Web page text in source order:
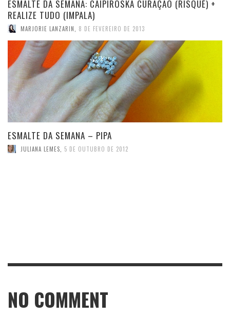
ESMALTE DA SEMANA: CAIPIROSKA CURAÇAO (RISQUÉ) +
REALIZE TUDO (IMPALA)
MARJORIE LANZARIN 8 DE FEVEREIRO DE 2013
ESMALTE DA SEMANA – PIPA
JULIANA LEMES 5 DE OUTUBRO DE 2012
NO COMMENT